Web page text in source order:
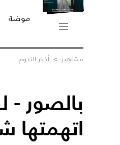
موضة
مشاهير > أخبار النجوم
بالصور -
اتهمتها